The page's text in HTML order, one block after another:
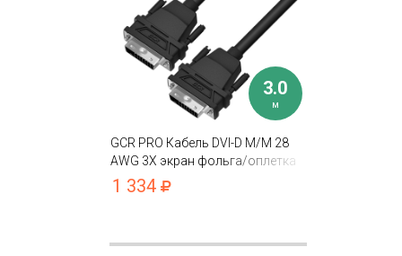
3.0
м
GCR PRO Кабель DVI-D M/M 28
AWG 3Х экран фольга/оплетка
1 334